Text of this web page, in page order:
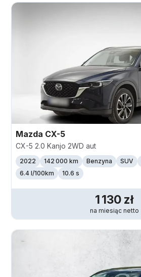
Mazda CX-5
CX-5 2.0 Kanjo 2WD aut
2022 142 000 km Benzyna SUV
6.4 l/100km
10.6 s
1 130 zł
na miesiąc netto